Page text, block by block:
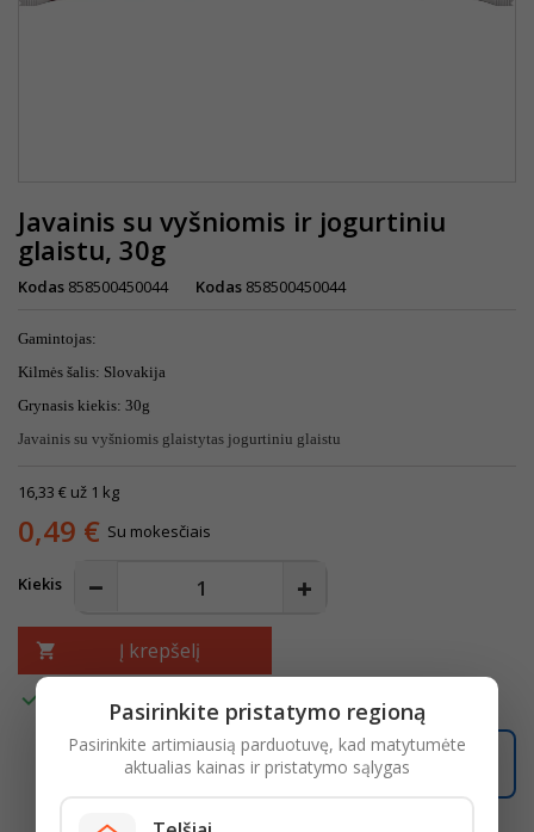
Javainis su vyšniomis ir jogurtiniu
glaistu, 30g
Kodas 858500450044 Kodas 858500450044
Gamintojas:
Kilmės šalis: Slovakija
Grynasis kiekis: 30g
Javainis su vyšniomis glaistytas jogurtiniu glaistu
16,33 € už 1 kg
0,49 € Su mokesčiais
Kiekis
 Į krepšelį

Užsisakę šiandien, pristatysime per2 darbo dienas
Pasirinkite pristatymo regioną
Pasirinkite artimiausią parduotuvę, kad matytumėte
aktualias kainas ir pristatymo sąlygas